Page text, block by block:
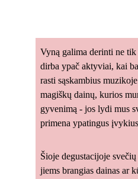
Vyną galima derinti ne tik
dirba ypač aktyviai, kai
rasti sąskambius
magiškų dainų, kurios
gyvenimą - jos lydi mus
primena ypatingus
Šioje degustacijoje
jiems brangias dainas ar